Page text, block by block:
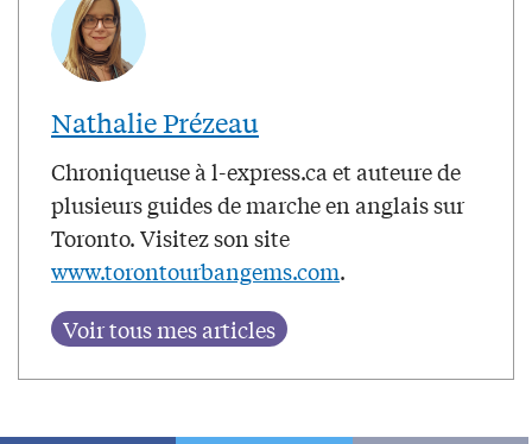
Nathalie Prézeau
Chroniqueuse à l-express.ca et auteure de
plusieurs guides de marche en anglais sur
Toronto. Visitez son site
www.torontourbangems.com.